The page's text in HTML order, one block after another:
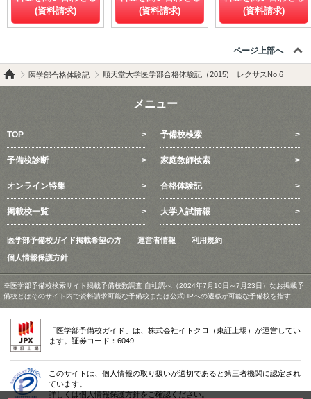
(資料請求)
(資料請求)
(資料請求)
ページ上部へ
医学部合格体験記 順天堂大学医学部合格体験記（2015)｜レクサスNo.6
メニュー
TOP 予備校検索
予備校診断 家庭教師検索
オンライン特集 合格体験記
掲載校一覧 大学入試情報
医学部予備校ガイド掲載希望の方 運営者情報 利用規約
個人情報保護方針
※医学部予備校検索サイト掲載予備校数調査 自社調べ（2024年7月10日～7月23日）なお掲載予
備校とはそのサイト内で資料請求可能な予備校または公式HPへの遷移が可能な予備校を指す
「医学部予備校ガイド」は、株式会社イトクロ（東証上場）が運営してい
ます。証券コード：6049
このサイトは、個人情報の取り扱いが適切であると第三者機関に認定され
ています。
詳しくは個人情報保護方針をご確認ください。